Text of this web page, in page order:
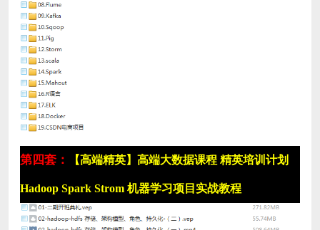
第四套： 【高端精英】高端大数据课程 精英培训计划
Hadoop Spark Strom 机器学习项目实战教程